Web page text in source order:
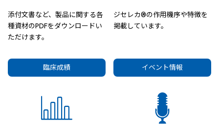
添付文書など、製品に関する各
種資材のPDFをダウンロードい
ただけます。
ジセレカ®の作用機序や特徴を
掲載しています。
臨床成績 イベント情報